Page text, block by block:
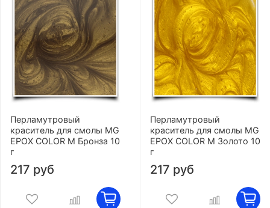
Перламутровый
краситель для смолы MG
EPOX COLOR M Бронза 10
г
217 руб
Перламутровый
краситель для смолы MG
EPOX COLOR M Золото 10
г
217 руб